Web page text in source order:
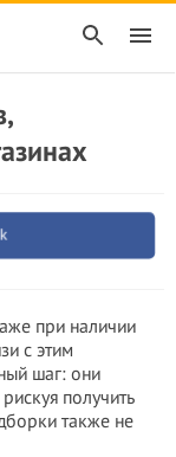
при наличии
с этим
шаг: они
получить
также не